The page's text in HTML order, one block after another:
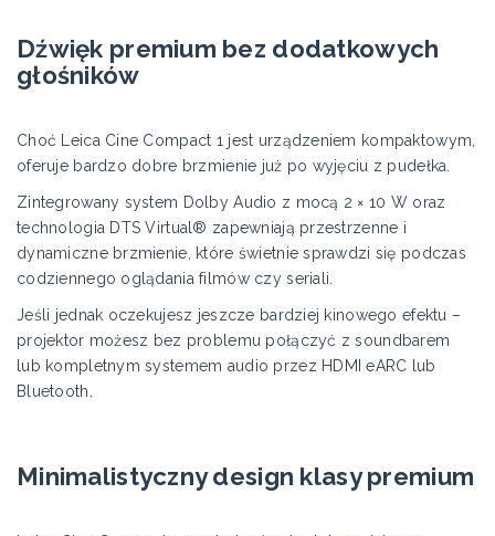
Dźwięk premium bez dodatkowych
głośników
Choć Leica Cine Compact 1 jest urządzeniem kompaktowym,
oferuje bardzo dobre brzmienie już po wyjęciu z pudełka.
Zintegrowany system Dolby Audio z mocą 2 × 10 W oraz
technologia DTS Virtual® zapewniają przestrzenne i
dynamiczne brzmienie, które świetnie sprawdzi się podczas
codziennego oglądania filmów czy seriali.
Jeśli jednak oczekujesz jeszcze bardziej kinowego efektu –
projektor możesz bez problemu połączyć z soundbarem
lub kompletnym systemem audio przez HDMI eARC lub
Bluetooth.
Minimalistyczny design klasy premium